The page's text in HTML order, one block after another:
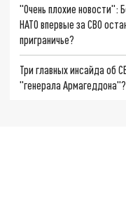
"Очень плохие новости":
НАТО впервые за СВО
приграничье?
Три главных инсайда об
"генерала